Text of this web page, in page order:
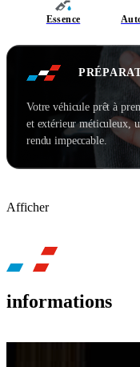
Essence
Votre véhicule prêt à
et extérieur méticuleux,
rendu impeccable.
Afficher
informations